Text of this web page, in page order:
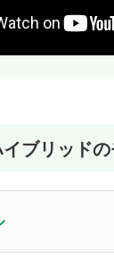
ブリッド